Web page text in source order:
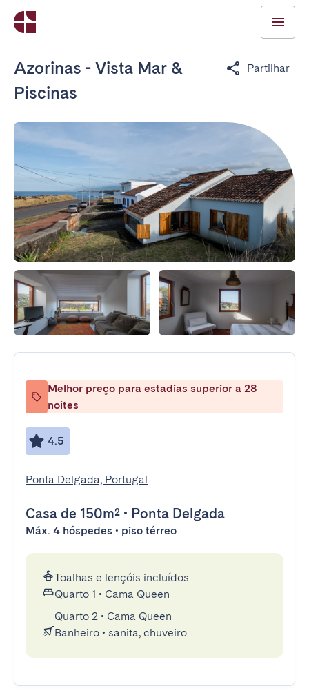
Azorinas - Vista Mar &
Piscinas
Partilhar
Melhor preço para estadias superior a 28
noites
4.5
Ponta Delgada, Portugal
Casa de 150m² • Ponta Delgada
Máx. 4 hóspedes • piso térreo
Toalhas e lençóis incluídos
Quarto 1 • Cama Queen
Quarto 2 • Cama Queen
Banheiro • sanita, chuveiro